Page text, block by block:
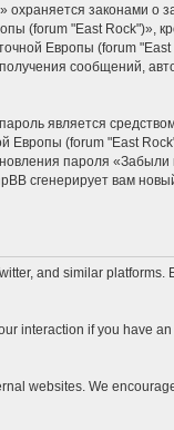
законами о
(forum "East Rock")»,
Европы (forum
сообщений,
является
Европы (forum "East
пароля «Забыли
сгенерирует вам
and similar platforms.
interaction if you have
websites. We